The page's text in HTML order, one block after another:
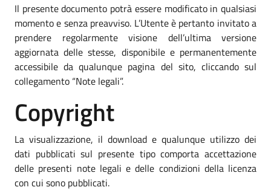
Il presente documento potrà essere modificato in qualsiasi
momento e senza preavviso. L’Utente è pertanto invitato a
prendere regolarmente visione dell’ultima versione
aggiornata delle stesse, disponibile e permanentemente
accessibile da qualunque pagina del sito, cliccando sul
collegamento “Note legali”.
Copyright
La visualizzazione, il download e qualunque utilizzo dei
dati pubblicati sul presente tipo comporta accettazione
delle presenti note legali e delle condizioni della licenza
con cui sono pubblicati.